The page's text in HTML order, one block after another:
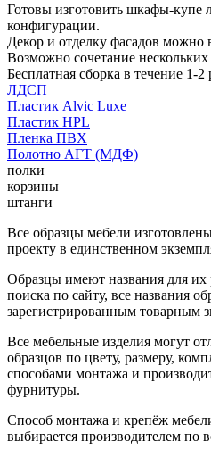
Готовы изготовить шкафы-купе
конфигурации.
Декор и отделку фасадов можно
Возможно сочетание
Бесплатная сборка в течение 1-2
ЛДСП
Пластик Alvic Luxe
Пластик HPL
Пленка ПВХ
Полотно АГТ (МДФ)
полки
корзины
штанги
Все образцы мебели
проекту в единственном
Образцы имеют названия для их
поиска по сайту, все названия
зарегистрированным товарным
Все мебельные изделия могут
образцов по цвету, размеру,
способами монтажа и
фурнитуры.
Способ монтажа и крепёж
выбирается производителем по